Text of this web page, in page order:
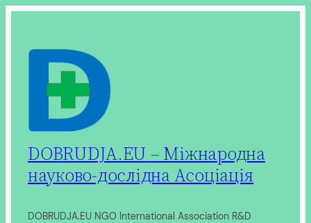
вмісту
DOBRUDJA.EU – Міжнародна
науково-дослідна Асоціація
DOBRUDJA.EU NGO International Association R&D